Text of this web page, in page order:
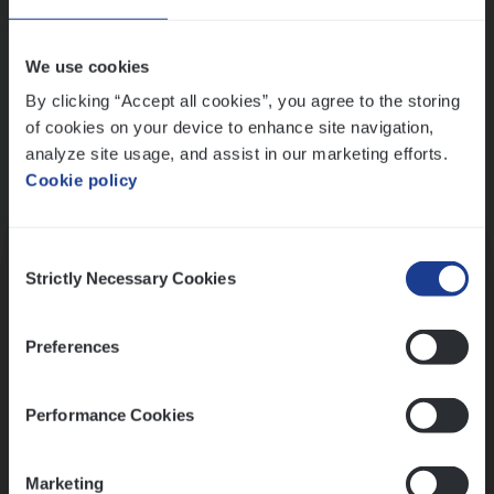
We use cookies
By clicking “Accept all cookies”, you agree to the storing
of cookies on your device to enhance site navigation,
analyze site usage, and assist in our marketing efforts.
Cookie policy
Selection
Strictly Necessary Cookies
Preferences
Performance Cookies
Marketing